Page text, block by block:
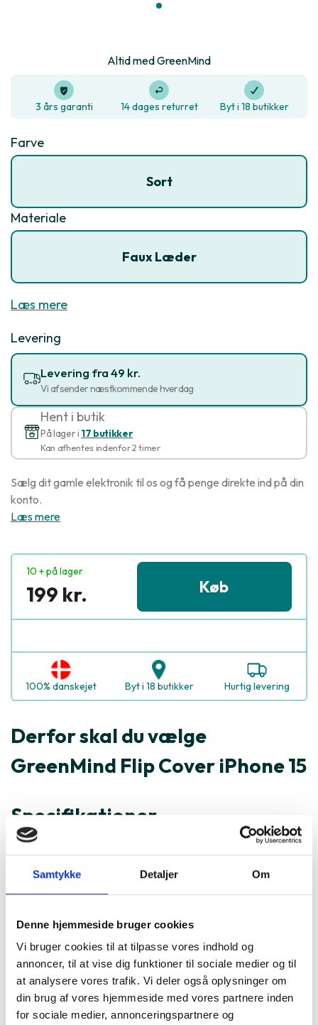
Samtykke Detaljer Om
Denne hjemmeside bruger cookies
Vi bruger cookies til at tilpasse vores indhold og
annoncer, til at vise dig funktioner til sociale medier og til
at analysere vores trafik. Vi deler også oplysninger om
din brug af vores hjemmeside med vores partnere inden
for sociale medier, annonceringspartnere og
Altid med GreenMind
3 års garanti 14 dages returret Byt i 18 butikker
Farve
Sort
Materiale
Faux Læder
Læs mere
Levering
Levering fra 49 kr.
Vi afsender næstkommende hverdag
Hent i butik
På lager i 17 butikker
Kan afhentes indenfor 2 timer
Sælg dit gamle elektronik til os og få penge direkte ind på din
konto.
Læs mere
10 + på lager
199 kr. Køb
100% danskejet Byt i 18 butikker Hurtig levering
Derfor skal du vælge
GreenMind Flip Cover iPhone 15
Specifikationer
Varenummer
GreenMind Flip Cover iPhone 15
er ofte købt sammen med